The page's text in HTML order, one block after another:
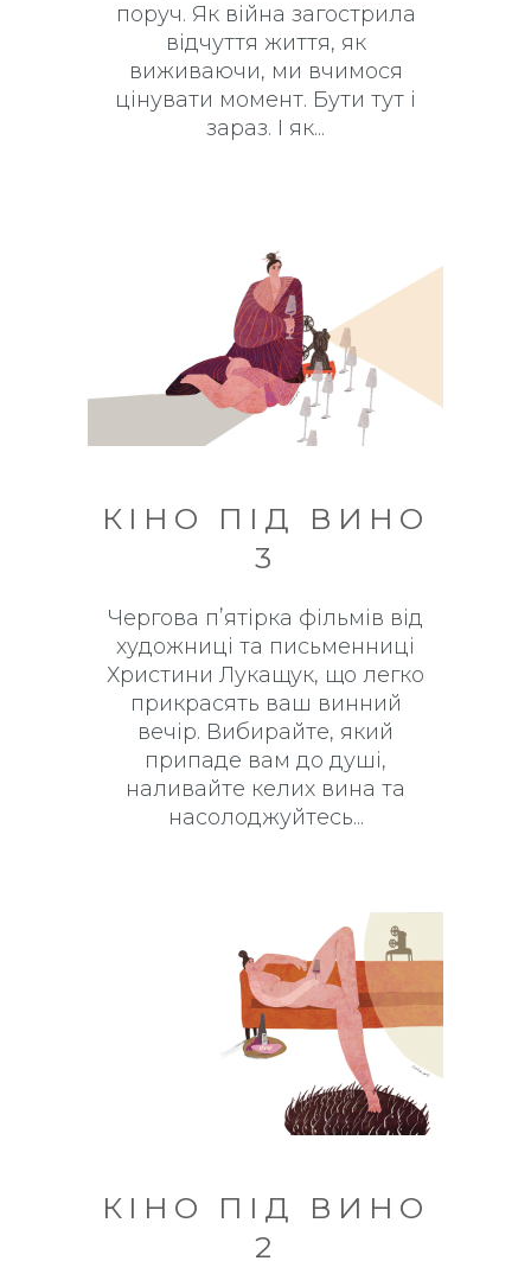
поруч. Як війна загострила
відчуття життя, як
виживаючи, ми вчимося
цінувати момент. Бути тут і
зараз. І як
КІНО ПІД ВИНО
3
Чергова пʼятірка фільмів від
художниці та письменниці
Христини Лукащук, що легко
прикрасять ваш винний
вечір. Вибирайте, який
припаде вам до душі,
наливайте келих вина та
насолоджуйтесь
КІНО ПІД ВИНО
2